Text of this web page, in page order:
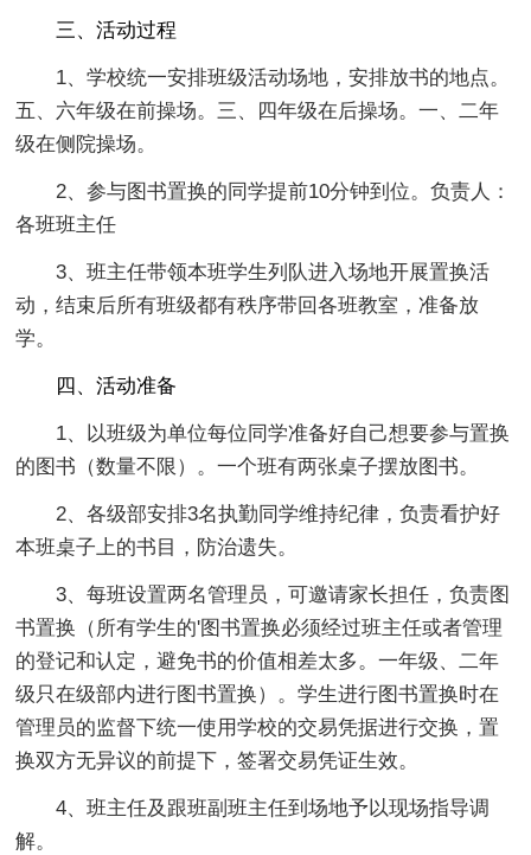
三、活动过程
1、学校统一安排班级活动场地，安排放书的地点。
五、六年级在前操场。三、四年级在后操场。一、二年
级在侧院操场。
2、参与图书置换的同学提前10分钟到位。负责人：
各班班主任
3、班主任带领本班学生列队进入场地开展置换活
动，结束后所有班级都有秩序带回各班教室，准备放
学。
四、活动准备
1、以班级为单位每位同学准备好自己想要参与置换
的图书（数量不限）。一个班有两张桌子摆放图书。
2、各级部安排3名执勤同学维持纪律，负责看护好
本班桌子上的书目，防治遗失。
3、每班设置两名管理员，可邀请家长担任，负责图
书置换（所有学生的'图书置换必须经过班主任或者管理
的登记和认定，避免书的价值相差太多。一年级、二年
级只在级部内进行图书置换）。学生进行图书置换时在
管理员的监督下统一使用学校的交易凭据进行交换，置
换双方无异议的前提下，签署交易凭证生效。
4、班主任及跟班副班主任到场地予以现场指导调
解。